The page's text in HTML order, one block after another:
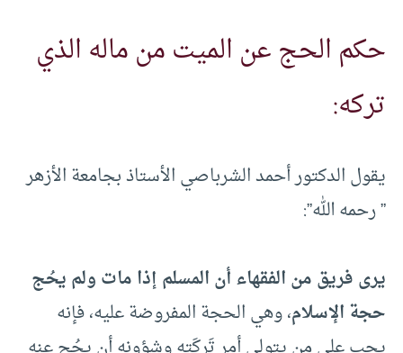
حكم الحج عن الميت من ماله الذي
تركه:
يقول الدكتور أحمد الشرباصي الأستاذ بجامعة الأزهر
” رحمه الله”:
يرى فريق من الفقهاء أن المسلم إذا مات ولم يحُج
حجة الإسلام، وهي الحجة المفروضة عليه، فإنه